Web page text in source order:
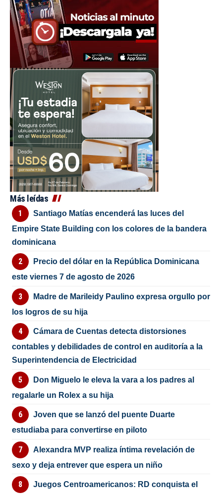
Más leídas
Santiago Matías encenderá las luces del
Empire State Building con los colores de la bandera
dominicana
Precio del dólar en la República Dominicana
este viernes 7 de agosto de 2026
Madre de Marileidy Paulino expresa orgullo por
los logros de su hija
Cámara de Cuentas detecta distorsiones
contables y debilidades de control en auditoría a la
Superintendencia de Electricidad
Don Miguelo le eleva la vara a los padres al
regalarle un Rolex a su hija
Joven que se lanzó del puente Duarte
estudiaba para convertirse en piloto
Alexandra MVP realiza íntima revelación de
sexo y deja entrever que espera un niño
Juegos Centroamericanos: RD conquista el